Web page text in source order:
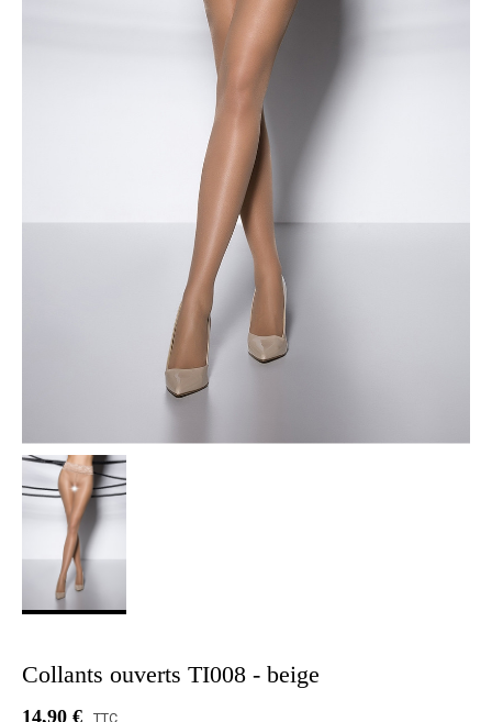
Collants ouverts TI008 - beige
14,90 € TTC